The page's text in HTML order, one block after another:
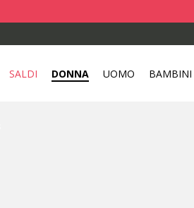
SALDI DONNA UOMO BAMBINI